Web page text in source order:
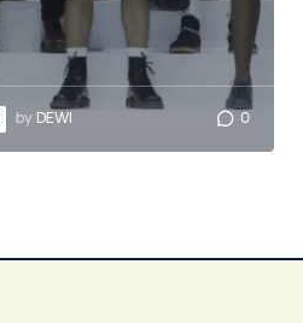
by DEWI 0